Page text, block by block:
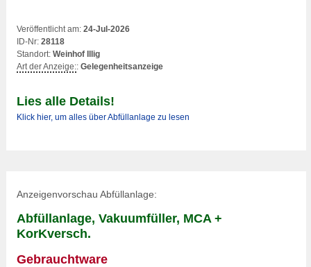
Veröffentlicht am: 24-Jul-2026
ID-Nr: 28118
Standort: Weinhof Illig
Art der Anzeige:: Gelegenheitsanzeige
Lies alle Details!
Klick hier, um alles über Abfüllanlage zu lesen
Anzeigenvorschau Abfüllanlage:
Abfüllanlage, Vakuumfüller, MCA +
KorKversch.
Gebrauchtware